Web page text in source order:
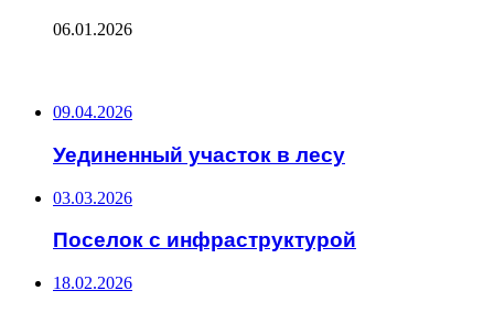
06.01.2026
09.04.2026
Уединенный участок в лесу
03.03.2026
Поселок с инфраструктурой
18.02.2026